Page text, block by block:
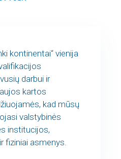
kontinentai“ vienija
darbui ir
kartos
kad mūsų
valstybinės
institucijos,
fiziniai asmenys.